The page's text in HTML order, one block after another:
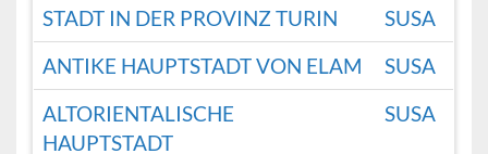
STADT IN DER PROVINZ TURIN
SUSA
ANTIKE HAUPTSTADT VON ELAM
SUSA
ALTORIENTALISCHE
HAUPTSTADT
SUSA